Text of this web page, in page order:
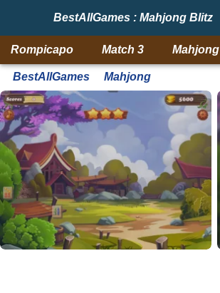
BestAllGames : Mahjong Blitz
Rompicapo Match 3 Mahjong
BestAllGames Mahjong